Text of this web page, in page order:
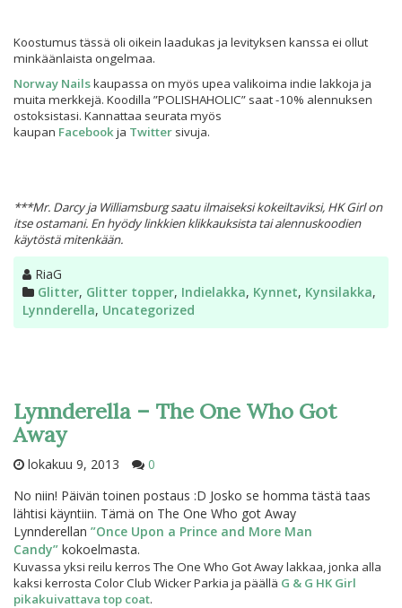
Koostumus tässä oli oikein laadukas ja levityksen kanssa ei ollut
minkäänlaista ongelmaa.
Norway Nailskaupassa on myös upea valikoima indie lakkoja ja
muita merkkejä. Koodilla ”POLISHAHOLIC” saat -10% alennuksen
ostoksistasi. Kannattaa seurata myös
kaupan Facebookja Twitter sivuja.
***Mr. Darcy ja Williamsburg saatu ilmaiseksi kokeiltaviksi, HK Girl on
itse ostamani. En hyödy linkkien klikkauksista tai alennuskoodien
käytöstä mitenkään.
Kirjoittaja
RiaG
Kategoriat
Glitter, Glitter topper, Indielakka, Kynnet, Kynsilakka,
Lynnderella, Uncategorized
Lynnderella – The One Who Got
Away
lokakuu 9, 2013
0
No niin! Päivän toinen postaus :D Josko se homma tästä taas
lähtisi käyntiin. Tämä on The One Who got Away
Lynnderellan ”Once Upon a Prince and More Man
Candy” kokoelmasta.
Kuvassa yksi reilu kerros The One Who Got Away lakkaa, jonka alla
kaksi kerrosta Color Club Wicker Parkia ja päällä G & G HK Girl
pikakuivattava top coat.